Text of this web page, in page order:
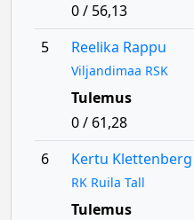
0 / 56,13
5
Reelika Rappu
Viljandimaa RSK
Tulemus
0 / 61,28
6
Kertu Klettenberg
RK Ruila Tall
Tulemus